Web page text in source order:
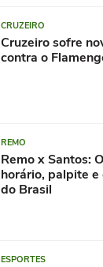
CRUZEIRO
Cruzeiro sofre
contra o
REMO
Remo x Santos:
horário, palpite e
do Brasil
ESPORTES